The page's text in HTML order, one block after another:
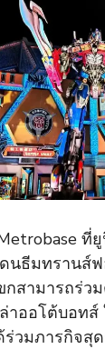
ที่
นธีมทรานส์ฟ
สามารถร่ว
าออโต้บอทส์
วมภารกิจสุ